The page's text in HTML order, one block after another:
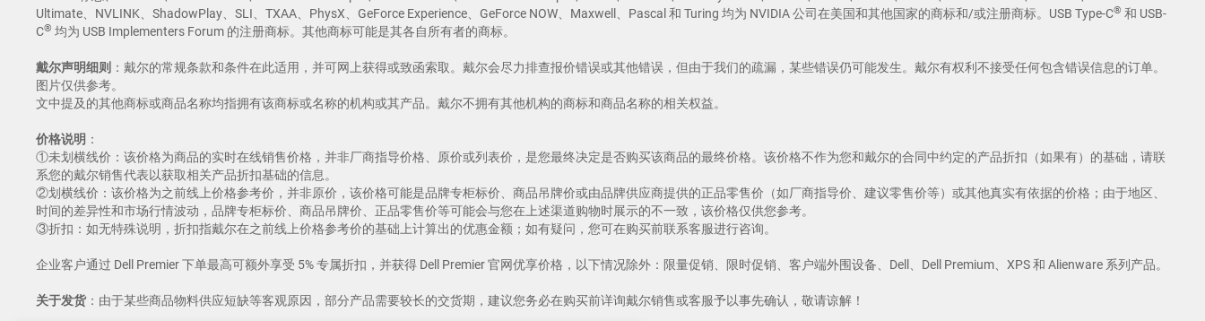
Ultimate、NVLINK、ShadowPlay、SLI、TXAA、PhysX、GeForce Experience、GeForce NOW、Maxwell、Pascal 和 Turing 均为 NVIDIA 公司在美国和其他国家的商标和/或注册商标。USB Type-C® 和 USB-
C® 均为 USB Implementers Forum 的注册商标。其他商标可能是其各自所有者的商标。
戴尔声明细则 ：戴尔的常规条款和条件在此适用，并可网上获得或致函索取。戴尔会尽力排查报价错误或其他错误，但由于我们的疏漏，某些错误仍可能发生。戴尔有权利不接受任何包含错误信息的订单。
图片仅供参考。
文中提及的其他商标或商品名称均指拥有该商标或名称的机构或其产品。戴尔不拥有其他机构的商标和商品名称的相关权益。
价格说明 ：
①未划横线价：该价格为商品的实时在线销售价格，并非厂商指导价格、原价或列表价，是您最终决定是否购买该商品的最终价格。该价格不作为您和戴尔的合同中约定的产品折扣（如果有）的基础，请联
系您的戴尔销售代表以获取相关产品折扣基础的信息。
②划横线价：该价格为之前线上价格参考价，并非原价，该价格可能是品牌专柜标价、商品吊牌价或由品牌供应商提供的正品零售价（如厂商指导价、建议零售价等）或其他真实有依据的价格；由于地区、
时间的差异性和市场行情波动，品牌专柜标价、商品吊牌价、正品零售价等可能会与您在上述渠道购物时展示的不一致，该价格仅供您参考。
③折扣：如无特殊说明，折扣指戴尔在之前线上价格参考价的基础上计算出的优惠金额；如有疑问，您可在购买前联系客服进行咨询。
企业客户通过 Dell Premier 下单最高可额外享受 5% 专属折扣，并获得 Dell Premier 官网优享价格，以下情况除外：限量促销、限时促销、客户端外围设备、Dell、Dell Premium、XPS 和 Alienware 系列产品。
关于发货：由于某些商品物料供应短缺等客观原因，部分产品需要较长的交货期，建议您务必在购买前详询戴尔销售或客服予以事先确认，敬请谅解！